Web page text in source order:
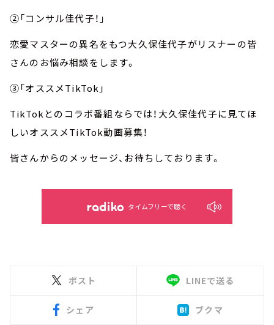
②「コンサル佳代子！」
恋愛マスターの異名をもつ大久保佳代子がリスナーの皆
さんのお悩み相談をします。
③「オススメTikTok」
TikTokとのコラボ番組ならでは！大久保佳代子に見てほ
しいオススメTikTok動画募集！
皆さんからのメッセージ、お待ちしております。
タイムフリーで聴く
ポスト LINEで送る
シェア ブクマ